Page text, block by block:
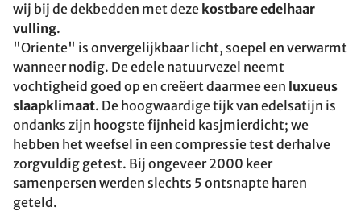
wij bij de dekbedden met deze kostbare edelhaar
vulling.
"Oriente" is onvergelijkbaar licht, soepel en verwarmt
wanneer nodig. De edele natuurvezel neemt
vochtigheid goed op en creëert daarmee een luxueus
slaapklimaat. De hoogwaardige tijk van edelsatijn is
ondanks zijn hoogste fijnheid kasjmierdicht; we
hebben het weefsel in een compressie test derhalve
zorgvuldig getest. Bij ongeveer 2000 keer
samenpersen werden slechts 5 ontsnapte haren
geteld.